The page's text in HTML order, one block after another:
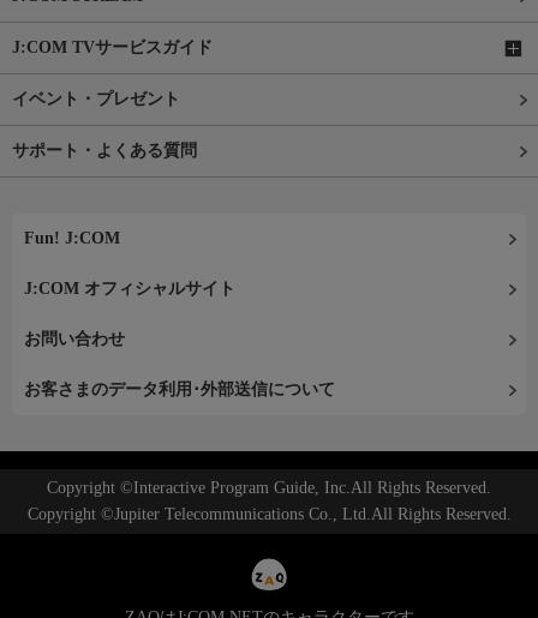
J:COM TVサービスガイド
イベント・プレゼント
サポート・よくある質問
Fun! J:COM
J:COM オフィシャルサイト
お問い合わせ
お客さまのデータ利用･外部送信について
Copyright ©Interactive Program Guide, Inc.All Rights Reserved.
Copyright ©Jupiter Telecommunications Co., Ltd.All Rights Reserved.